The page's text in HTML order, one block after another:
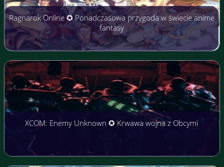
Ragnarok Online ✪ Ponadczasowa przygoda w świecie anime
fantasy
XCOM: Enemy Unknown ✪ Krwawa wojna z Obcymi